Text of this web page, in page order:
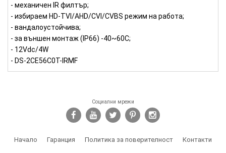
- механичен IR филтър;
- избираем HD-TVI/AHD/CVI/CVBS режим на работа;
- вандалоустойчива;
- за външен монтаж (IP66) -40~60C;
- 12Vdc/4W
- DS-2CE56C0T-IRMF
Социални мрежи
Начало Гаранция Политика за поверителност Контакти